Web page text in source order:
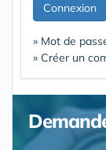
Connexion
» Mot de
» Créer un